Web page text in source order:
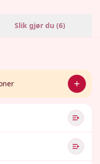
Slik gjør du (6)